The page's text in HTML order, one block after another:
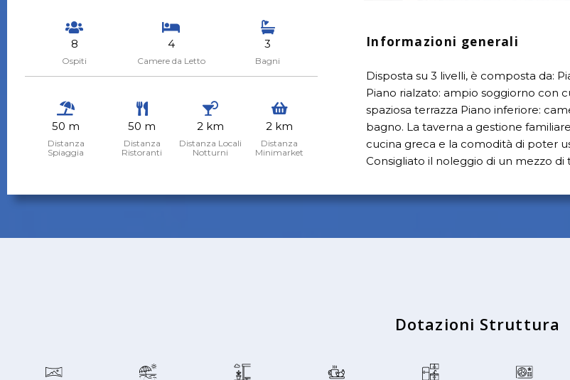
8
Ospiti
4
Camere da Letto
3
Bagni
50 m
Distanza
Spiaggia
50 m
Distanza
Ristoranti
2 km
Distanza Locali
Notturni
2 km
Distanza
Minimarket
Informazioni generali
Disposta su 3 livelli, è composta da:
Piano rialzato: ampio soggiorno con
spaziosa terrazza Piano inferiore:
bagno. La taverna a gestione
cucina greca e la comodità di poter
Consigliato il noleggio di un mezzo di
Dotazioni Struttura